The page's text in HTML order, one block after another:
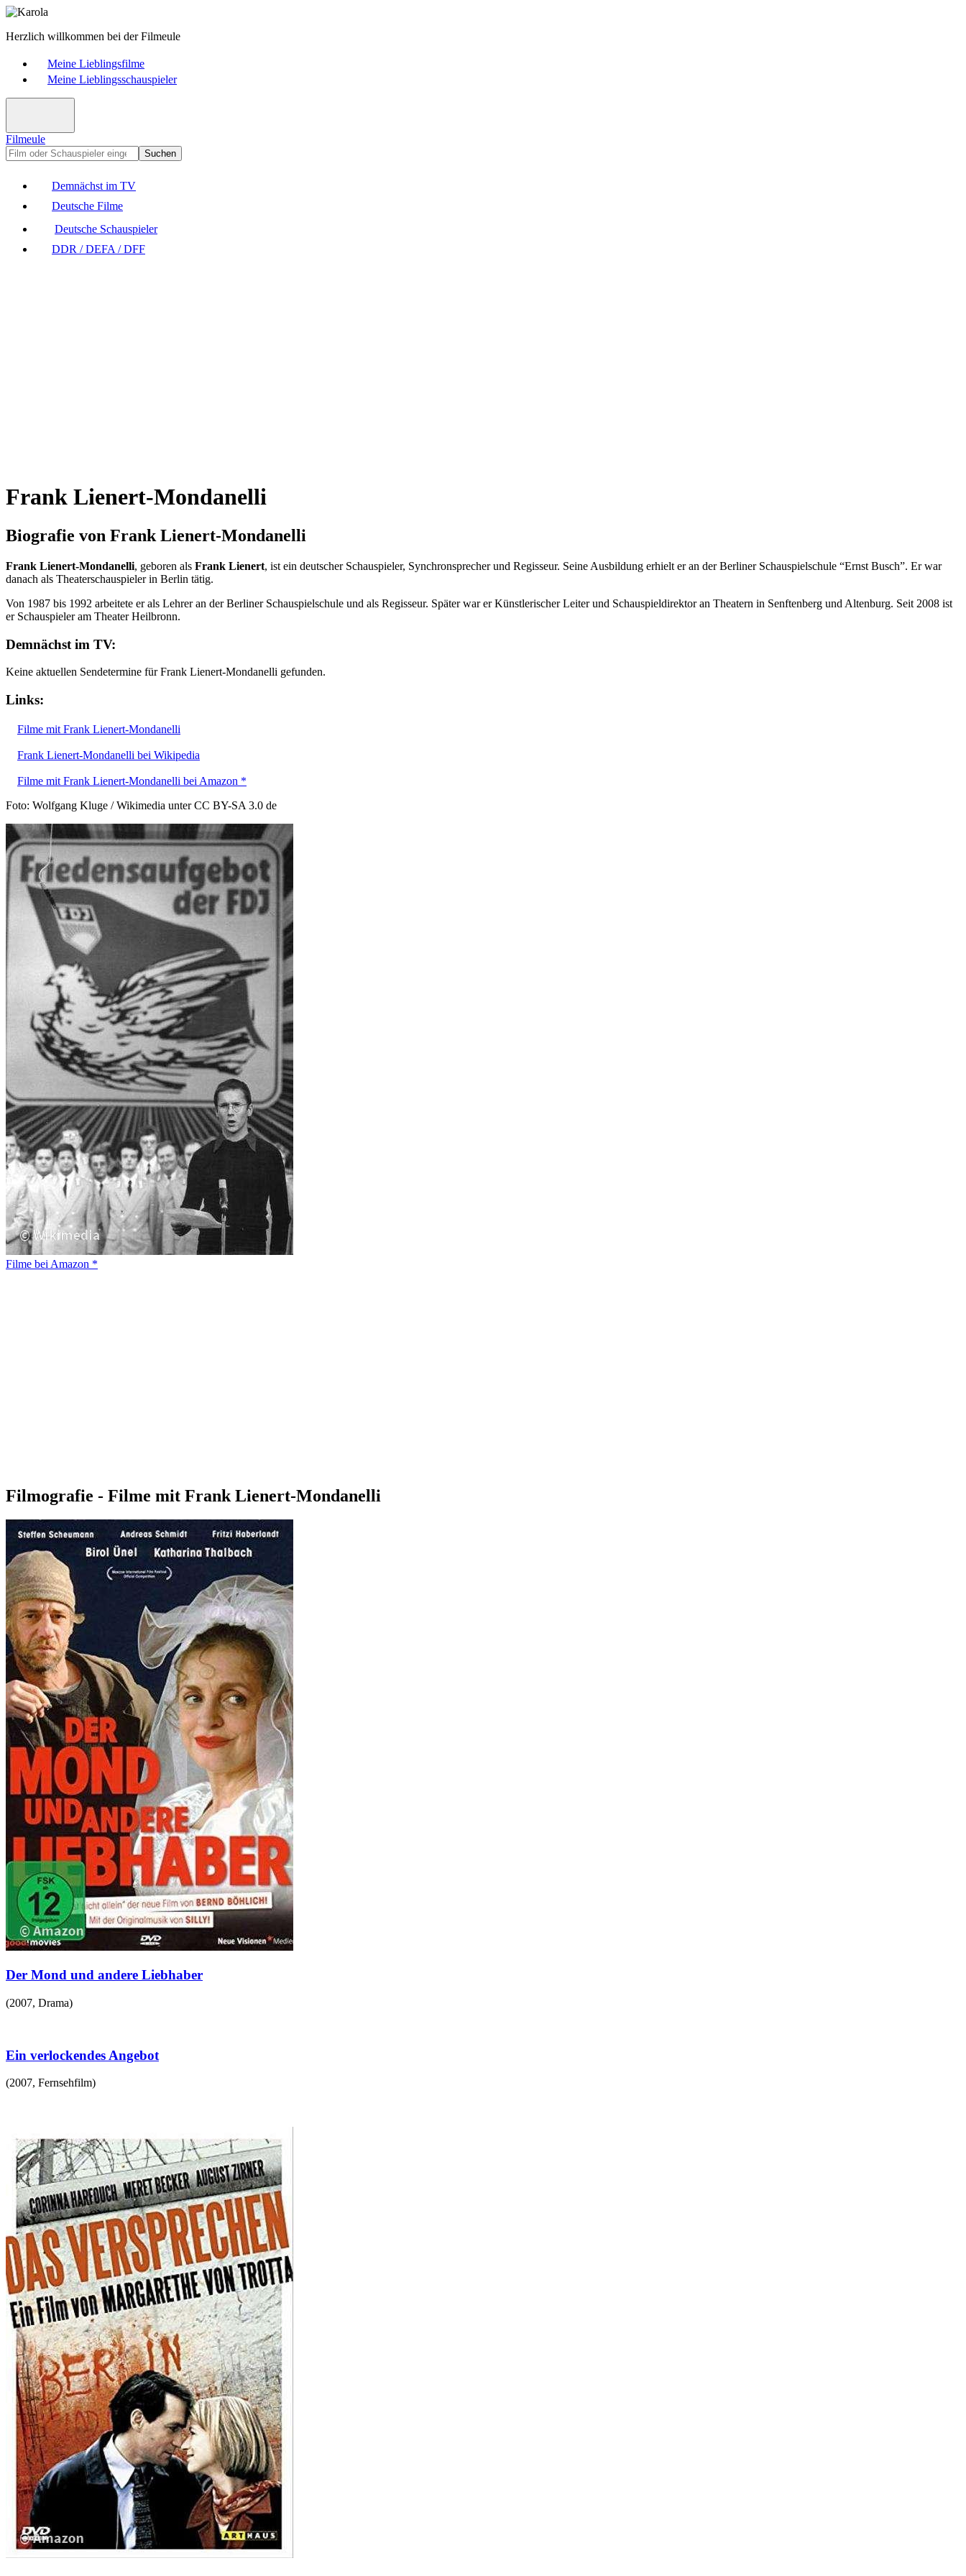
Herzlich willkommen bei der Filmeule
Meine Lieblingsfilme
Meine Lieblingsschauspieler
Filmeule
Suchen
Demnächst im TV
Deutsche Filme
Deutsche Schauspieler
DDR / DEFA / DFF
Frank Lienert-Mondanelli
Biografie von Frank Lienert-Mondanelli
Frank Lienert-Mondanelli, geboren als Frank Lienert, ist ein deutscher Schauspieler, Synchronsprecher und Regisseur. Seine Ausbildung erhielt er an der Berliner Schauspielschule “Ernst Busch”. Er war
danach als Theaterschauspieler in Berlin tätig.
Von 1987 bis 1992 arbeitete er als Lehrer an der Berliner Schauspielschule und als Regisseur. Später war er Künstlerischer Leiter und Schauspieldirektor an Theatern in Senftenberg und Altenburg. Seit 2008 ist
er Schauspieler am Theater Heilbronn.
Demnächst im TV:
Keine aktuellen Sendetermine für Frank Lienert-Mondanelli gefunden.
Links:
Filme mit Frank Lienert-Mondanelli
Frank Lienert-Mondanelli bei Wikipedia
Filme mit Frank Lienert-Mondanelli bei Amazon *
Foto: Wolfgang Kluge / Wikimedia unter CC BY-SA 3.0 de
Filme bei Amazon *
Filmografie - Filme mit Frank Lienert-Mondanelli
Der Mond und andere Liebhaber
(2007, Drama)
Ein verlockendes Angebot
(2007, Fernsehfilm)